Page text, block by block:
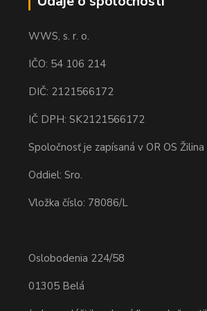
WWS, s. r. o.
IČO: 54 106 214
DIČ: 2121566172
IČ DPH: SK2121566172
Spoločnosť je zapísaná v OR OS Žilina
Oddiel: Sro.
Vložka číslo: 78086/L
Oslobodenia 224/58
01305 Belá